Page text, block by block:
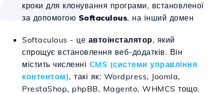
кроки для клонування програми, встановленої
за допомогою Softaculous, на інший домен
Softaculous - це автоінсталятор, який
спрощує встановлення веб-додатків. Він
містить численні CMS (системи управління
контентом), такі як: Wordpress, Joomla,
PrestaShop, phpBB, Magento, WHMCS тощо.